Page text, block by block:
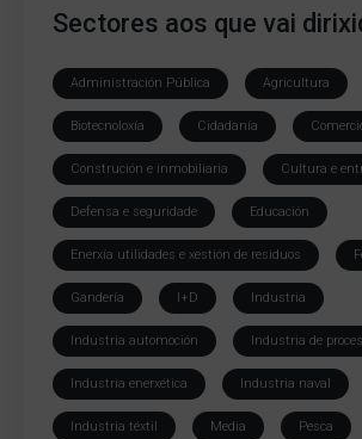
Sectores aos que vai
Administración Pública Agricultura
Biotecnoloxía Cidadanía
Construción e inmobiliaria Cultura e
Defensa e seguridade Educación
Enerxía utilidades e xestión de residuos
Gandería I+D Industria
Industria automoción Industria de
Industria enerxética Industria naval
Industria téxtil Media Pesca